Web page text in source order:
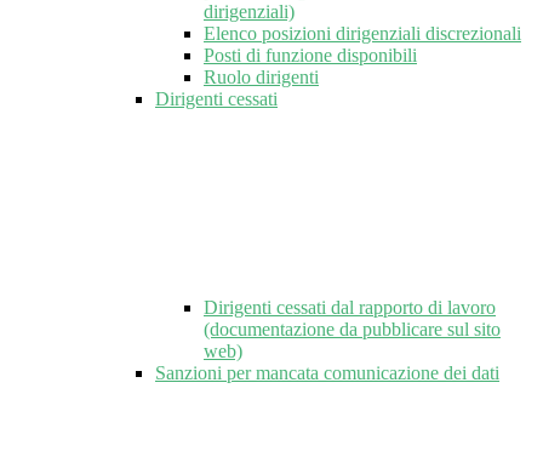
dirigenziali)
Elenco posizioni dirigenziali discrezionali
Posti di funzione disponibili
Ruolo dirigenti
Dirigenti cessati
Dirigenti cessati dal rapporto di lavoro
(documentazione da pubblicare sul sito
web)
Sanzioni per mancata comunicazione dei dati